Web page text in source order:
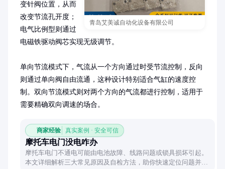
青岛艾美诚自动化设备有限公司
变针阀位置，从而
改变节流孔开度；
电气比例型则通过
电磁铁驱动阀芯实现无级调节。
单向节流模式下，气流从一个方向通过时受节流控制，反向
则通过单向阀自由流通，这种设计特别适合气缸的速度控
制。双向节流模式则对两个方向的气流都进行控制，适用于
需要精确双向调速的场合。
商家经验 真实案例 · 安全可信
摩托车电门没电咋办
摩托车电门不通电可能由电池故障、线路问题或锁具损坏引起。
本文详细解析三大常见原因及自检方法，助你快速定位问题并采